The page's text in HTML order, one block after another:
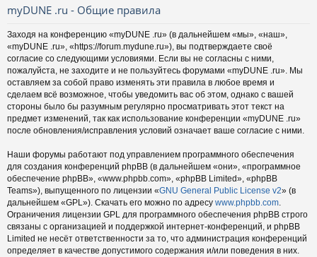
myDUNE .ru - Общие правила
Заходя на конференцию «myDUNE .ru» (в дальнейшем «мы», «наш»,
«myDUNE .ru», «https://forum.mydune.ru»), вы подтверждаете своё
согласие со следующими условиями. Если вы не согласны с ними,
пожалуйста, не заходите и не пользуйтесь форумами «myDUNE .ru». Мы
оставляем за собой право изменять эти правила в любое время и
сделаем всё возможное, чтобы уведомить вас об этом, однако с вашей
стороны было бы разумным регулярно просматривать этот текст на
предмет изменений, так как использование конференции «myDUNE .ru»
после обновления/исправления условий означает ваше согласие с ними.
Наши форумы работают под управлением программного обеспечения
для создания конференций phpBB (в дальнейшем «они», «программное
обеспечение phpBB», «www.phpbb.com», «phpBB Limited», «phpBB
Teams»), выпущенного по лицензии «GNU General Public License v2» (в
дальнейшем «GPL»). Скачать его можно по адресу www.phpbb.com.
Ограничения лицензии GPL для программного обеспечения phpBB строго
связаны с организацией и поддержкой интернет-конференций, и phpBB
Limited не несёт ответственности за то, что администрация конференций
определяет в качестве допустимого содержания и/или поведения в них.